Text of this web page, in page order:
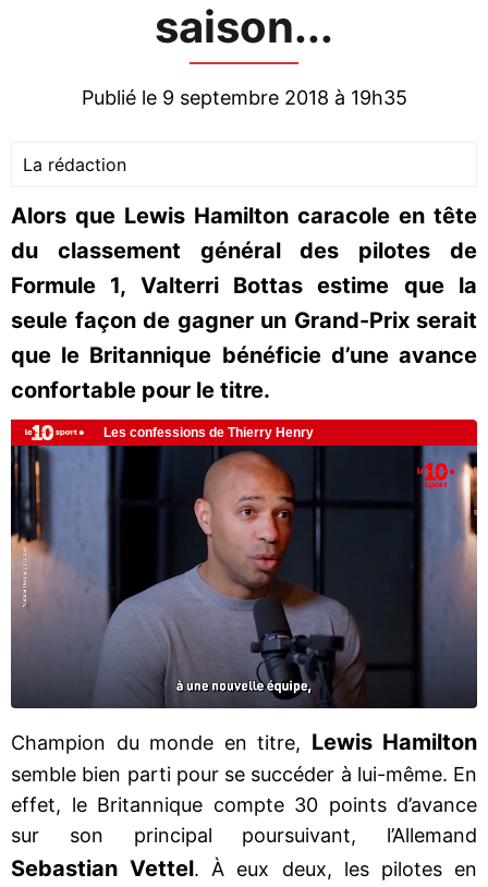
saison...
Publié le 9 septembre 2018 à 19h35
La rédaction
Alors que Lewis Hamilton caracole en tête
du classement général des pilotes de
Formule 1, Valterri Bottas estime que la
seule façon de gagner un Grand-Prix serait
que le Britannique bénéficie d’une avance
confortable pour le titre.
Champion du monde en titre, Lewis Hamilton
semble bien parti pour se succéder à lui-même. En
effet, le Britannique compte 30 points d’avance
sur son principal poursuivant, l’Allemand
Sebastian Vettel. À eux deux, les pilotes en